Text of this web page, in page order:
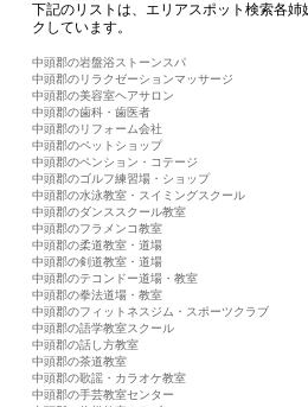
下記のリストは、エリアスポット検索各
クしています。
中頭郡の岩盤浴ストーンスパ
中頭郡のリラクゼーションマッサージ
中頭郡の美容室ヘアサロン
中頭郡の歯科・歯医者
中頭郡のリフォーム会社
中頭郡のペットショップ
中頭郡のペンション・コテージ
中頭郡のゴルフ練習場・ショップ
中頭郡の水泳教室・スイミングスクール
中頭郡のダンススクール教室
中頭郡のフラメンコ教室
中頭郡の柔道教室・道場
中頭郡の剣道教室・道場
中頭郡のテコンドー道場・教室
中頭郡の拳法道場・教室
中頭郡のフィットネスジム・スポーツクラブ
中頭郡の語学教室スクール
中頭郡の話し方教室
中頭郡の茶道教室
中頭郡の歌謡・カラオケ教室
中頭郡の手芸教室センター